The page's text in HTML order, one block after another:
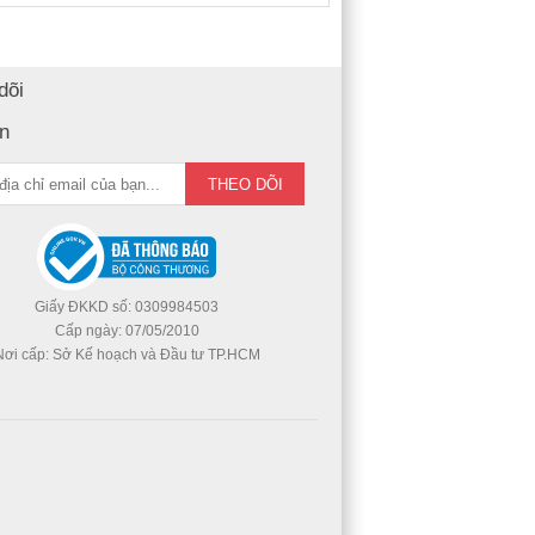
Giấy ĐKKD số: 0309984503
Cấp ngày: 07/05/2010
cấp: Sở Kế hoạch và Đầu tư TP.HCM